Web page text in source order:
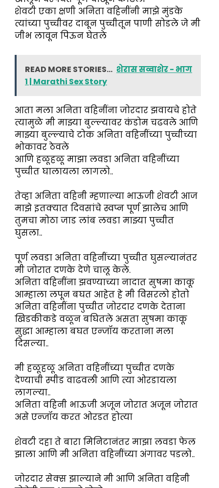
शेवटी एका क्षणी अनिता वहिनींनी माझे मुंडके
त्यांच्या पुच्चीवर दाबून पुच्चीतून पाणी सोडले जे मी
जीभ लावून पिऊन घेतले
READ MORE STORIES... शेरास सव्वाशेर - भाग
1 | Marathi Sex Story
आता मला अनिता वहिनींना जोरदार झवायचे होते
त्यामुळे मी माझ्या बुल्ल्यावर कंडोम चढवले आणि
माझ्या बुल्ल्याचे टोक अनिता वहिनींच्या पुच्चीच्या
भोकावर ठेवले
आणि हळूहळू माझा लवडा अनिता वहिनींच्या
पुच्चीत घालायला लागलो..
तेव्हा अनिता वहिनी म्हणाल्या भाऊजी शेवटी आज
माझे इतक्यात दिवसांचे स्वप्न पूर्ण झालेच आणि
तुमचा मोठा जाड लांब लवडा माझ्या पुच्चीत
घुसला..
पूर्ण लवडा अनिता वहिनींच्या पुच्चीत घुसल्यानंतर
मी जोरात दणके देणे चालू केले.
अनिता वहिनींना झवण्याच्या नादात सुषमा काकू
आम्हाला लपून बघत आहेत हे मी विसरलो होतो
अनिता वहिनींना पुच्चीत जोरदार दणके देताना
खिडकीकडे वळून बघितले असता सुषमा काकू
सुद्धा आम्हाला बघत एन्जॉय करताना मला
दिसल्या..
मी हळूहळू अनिता वहिनींच्या पुच्चीत दणके
देण्याची स्पीड वाढवली आणि त्या ओरडायला
लागल्या..
अनिता वहिनी भाऊजी अजून जोरात अजून जोरात
असे एन्जॉय करत ओरडत होत्या
शेवटी दहा ते बारा मिनिटानंतर माझा लवडा फेल
झाला आणि मी अनिता वहिनींच्या अंगावर पडलो..
जोरदार सेक्स झाल्याने मी आणि अनिता वहिनी